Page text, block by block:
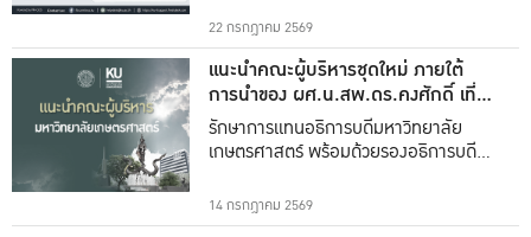
22 กรกฎาคม 2569
แนะนำคณะผู้บริหารชุดใหม่ ภายใต้
การนำของ ผศ.น.สพ.ดร.คงศักดิ์ เที่ยง
ธรรม
รักษาการแทนอธิการบดีมหาวิทยาลัย
เกษตรศาสตร์ พร้อมด้วยรองอธิการบดีทั้ง
14 กรกฎาคม 2569